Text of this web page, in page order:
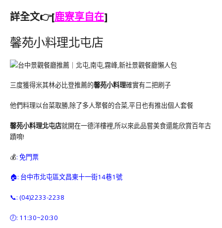
詳全文👉[鹿寮享自在]
馨苑小料理北屯店
三度獲得米其林必比登推薦的馨苑小料理確實有二把刷子
他們料理以台菜取勝,除了多人聚餐的合菜,平日也有推出個人套餐
馨苑小料理北屯店就開在一德洋樓裡,所以來此品嘗美食還能欣賞百年古
蹟唷!
💰: 免門票
🏠: 台中市北屯區文昌東十一街14巷1號
📞: (04)2233-2238
🕖: 11:30~20:30